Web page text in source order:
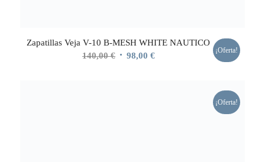
Zapatillas Veja V-10 B-MESH WHITE NAUTICO
140,00€ El 98,00 €El
¡Oferta!
¡Oferta!